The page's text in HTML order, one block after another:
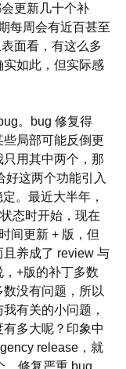
更新几十个补
每周会有近百甚至
面看，有这么多
如此，但实际感
。bug 修复得
局部可能反倒更
用其中两个，那
好这两个功能引入
。最近大半年，
态时开始，现在
间更新 + 版，但
养成了 review 与
+版的补丁多数
没有问题，所以
有关的小问题，
多大呢？印象中
release，就
修复严重 bug。